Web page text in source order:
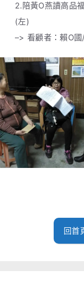
2.陪黃O燕讀高品
(左)
–> 看顧者：賴O
回首